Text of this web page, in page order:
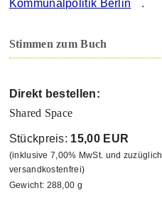
Kommunalpolitik Berlin
.
Stimmen zum Buch
Direkt bestellen:
Shared Space
Stückpreis: 15,00 EUR
(inklusive 7,00% MwSt. und zuzüglich
versandkostenfrei)
Gewicht: 288,00 g